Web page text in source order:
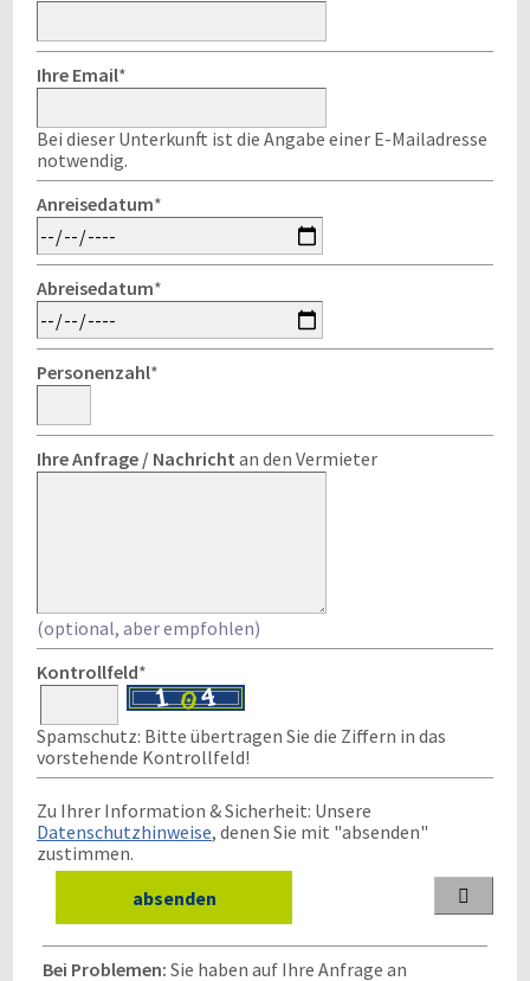
Ihre Email*
Bei dieser Unterkunft ist die Angabe einer E-Mailadresse
notwendig.
Anreisedatum*
Abreisedatum*
Personenzahl*
Ihre Anfrage / Nachricht an den Vermieter
(optional, aber empfohlen)
Kontrollfeld*
Spamschutz: Bitte übertragen Sie die Ziffern in das
vorstehende Kontrollfeld!
Zu Ihrer Information & Sicherheit: Unsere
Datenschutzhinweise, denen Sie mit "absenden"
zustimmen.

Bei Problemen: Sie haben auf Ihre Anfrage an